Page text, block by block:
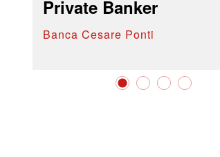
Private Banker
Banca Cesare Ponti